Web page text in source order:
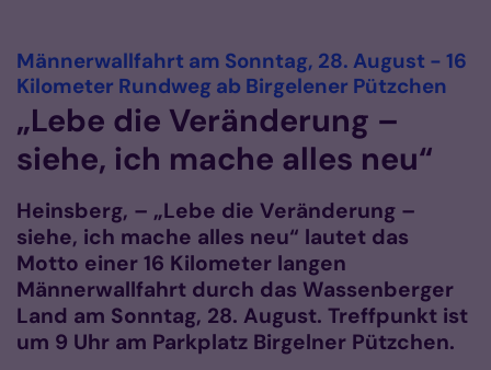
Männerwallfahrt am Sonntag, 28. August - 16
Kilometer Rundweg ab Birgelener Pützchen
„Lebe die Veränderung –
siehe, ich mache alles neu“
Heinsberg, – „Lebe die Veränderung –
siehe, ich mache alles neu“ lautet das
Motto einer 16 Kilometer langen
Männerwallfahrt durch das Wassenberger
Land am Sonntag, 28. August. Treffpunkt ist
um 9 Uhr am Parkplatz Birgelner Pützchen.